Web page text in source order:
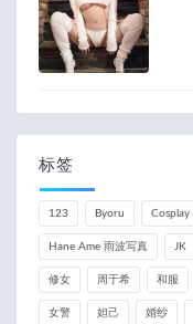
标签
123 Byoru Cosplay
Hane Ame 雨波写真 JK
修女 周于希 和服
女警 妲己 婚纱